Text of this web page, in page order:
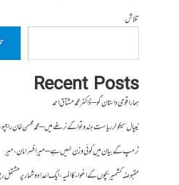
تلاش
Recent Posts
ہمارا قومی داستان گو – ڈاکٹر محمد مشتاق احمد
نیپال سیکولر ریاست ہندوتوا کے نرغے میں – محمد محسن خان
ٹرمپ کے بیان میں کوئی وزن نہیں ہے – میر افسرامان،میر
مقبوضہ کشمیر بچوں کے اغواء کا المیہ، ایک اعداد و شمار پر